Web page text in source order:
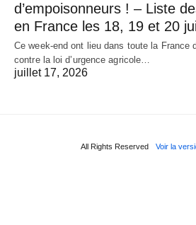
d’empoisonneurs ! – Liste
en France les 18, 19 et 20
Ce week-end ont lieu dans toute la France
contre la loi d’urgence agricole…
juillet 17, 2026
All Rights Reserved Voir la